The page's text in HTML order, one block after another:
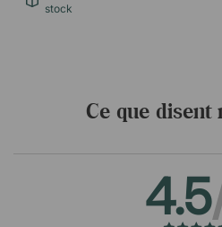
stock
Ce que disent
4.5